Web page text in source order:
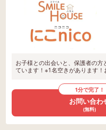
お子様との出会いと、保護者の
ています！※1名空きがあります！
1分で完了！
お問い合わ
(無料)